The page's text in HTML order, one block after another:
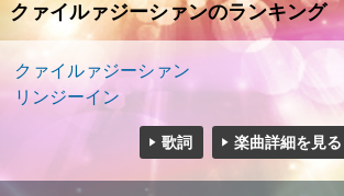
クァイルァジーシァンのランキング
クァイルァジーシァン
リンジーイン
歌詞 楽曲詳細を見る